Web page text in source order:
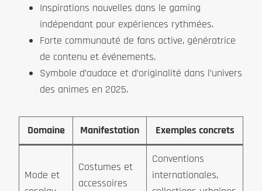
Inspirations nouvelles dans le gaming
indépendant pour expériences rythmées.
Forte communauté de fans active, génératrice
de contenu et événements.
Symbole d’audace et d’originalité dans l’univers
des animes en 2025.
Domaine Manifestation Exemples concrets
Mode et
Costumes et
accessoires
Conventions
internationales,